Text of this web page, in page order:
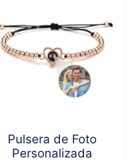
Pulsera de Foto
Personalizada